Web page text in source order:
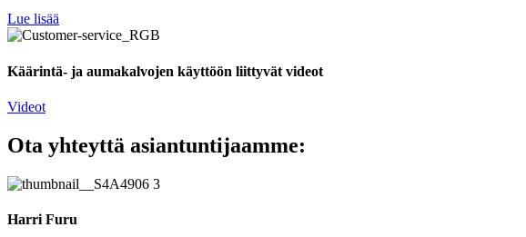
Lue lisää
Käärintä- ja aumakalvojen käyttöön liittyvät videot
Videot
Ota yhteyttä asiantuntijaamme:
Harri Furu